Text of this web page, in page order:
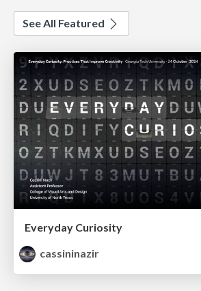
See All Featured
Everyday Curiosity
cassininazir